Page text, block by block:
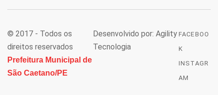
© 2017 - Todos os
direitos reservados
Prefeitura Municipal de
São Caetano/PE
Desenvolvido por: Agility
Tecnologia
FACEBOO
K
INSTAGR
AM